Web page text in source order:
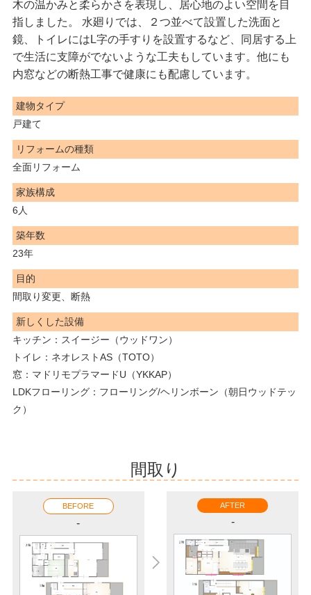
木の温かみと柔らかさを表現し、居心地のよい空間を目
指しました。 水廻りでは、２つ並べて設置した洗面と
鏡、トイレにはL字の手すりを設置するなど、同居する上
で生活に支障がでないような工夫もしています。他にも
内窓などの断熱工事で健康にも配慮しています。
建物タイプ
戸建て
リフォームの種類
全面リフォーム
家族構成
6人
築年数
23年
目的
間取り変更、断熱
新しくした設備
キッチン：スイージー（ウッドワン）
トイレ：ネオレストAS（TOTO）
窓：マドリモプラマードU（YKKAP）
LDKフローリング：フローリング/ヘリンボーン（朝日ウッドテッ
ク）
間取り
BEFORE
-
AFTER
-